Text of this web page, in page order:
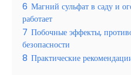
6 Магний сульфат в саду и
работает
7 Побочные эффекты,
безопасности
8 Практические